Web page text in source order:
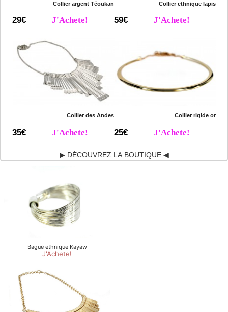
Collier argent Téoukan
29€ J'Achete!
Collier ethnique lapis
59€ J'Achete!
Collier des Andes
35€ J'Achete!
Collier rigide or
25€ J'Achete!
▶ DÉCOUVREZ LA BOUTIQUE ◀